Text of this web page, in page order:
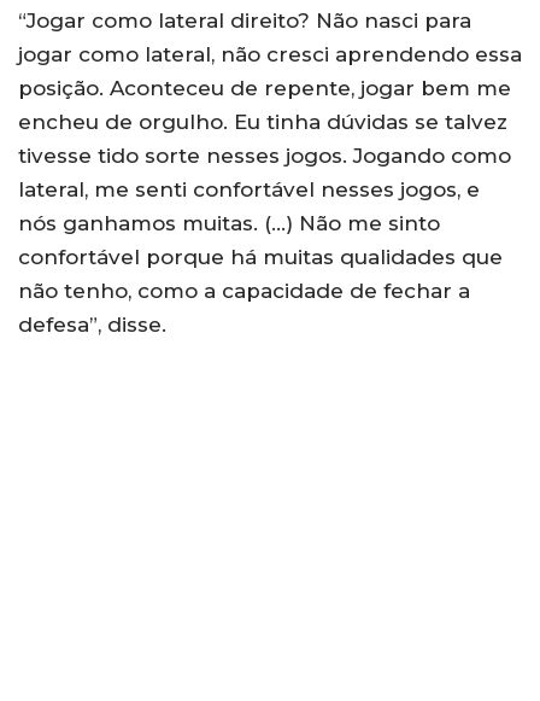
“Jogar como lateral direito? Não nasci para
jogar como lateral, não cresci aprendendo essa
posição. Aconteceu de repente, jogar bem me
encheu de orgulho. Eu tinha dúvidas se talvez
tivesse tido sorte nesses jogos. Jogando como
lateral, me senti confortável nesses jogos, e
nós ganhamos muitas. (…) Não me sinto
confortável porque há muitas qualidades que
não tenho, como a capacidade de fechar a
defesa”, disse.